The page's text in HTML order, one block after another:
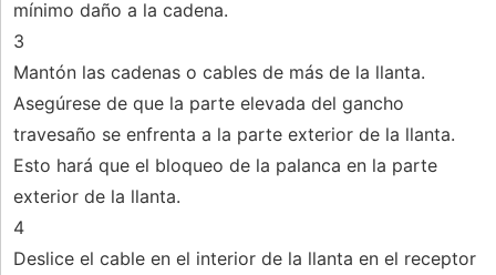
mínimo daño a la cadena.
3
Mantón las cadenas o cables de más de la llanta.
Asegúrese de que la parte elevada del gancho
travesaño se enfrenta a la parte exterior de la llanta.
Esto hará que el bloqueo de la palanca en la parte
exterior de la llanta.
4
Deslice el cable en el interior de la llanta en el receptor